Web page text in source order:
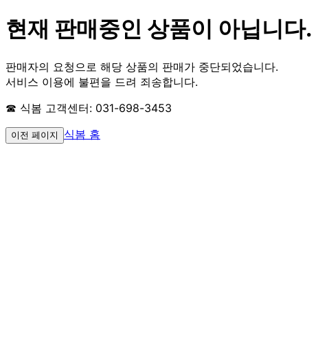
현재 판매중인 상품이 아닙니다.
판매자의 요청으로 해당 상품의 판매가 중단되었습니다.
서비스 이용에 불편을 드려 죄송합니다.
☎ 식봄 고객센터: 031-698-3453
이전 페이지 식봄 홈